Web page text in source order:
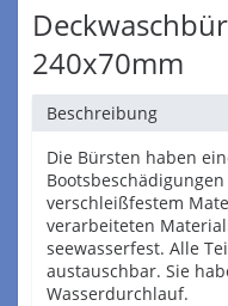
240x70mm
Beschreibung
Die Bürsten haben
verschleißfestem
verarbeiteten
seewasserfest. Alle
austauschbar. Sie
Wasserdurchlauf.